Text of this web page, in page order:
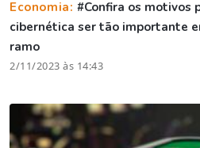
Economia:#Confira os motivos
cibernética ser tão importante
ramo
2/11/2023 às 14:43